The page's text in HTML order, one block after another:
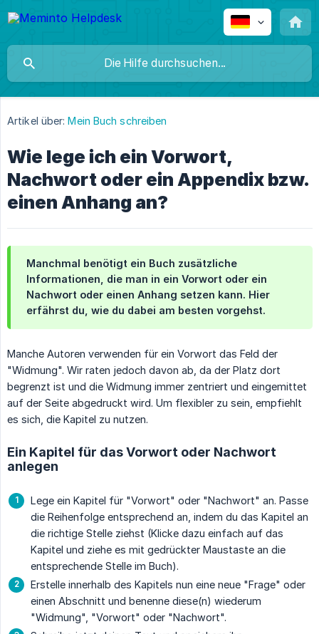
Artikel über: Mein Buch schreiben
Wie lege ich ein Vorwort,
Nachwort oder ein Appendix bzw.
einen Anhang an?
Manchmal benötigt ein Buch zusätzliche
Informationen, die man in ein Vorwort oder ein
Nachwort oder einen Anhang setzen kann. Hier
erfährst du, wie du dabei am besten vorgehst.
Manche Autoren verwenden für ein Vorwort das Feld der
"Widmung". Wir raten jedoch davon ab, da der Platz dort
begrenzt ist und die Widmung immer zentriert und eingemittet
auf der Seite abgedruckt wird. Um flexibler zu sein, empfiehlt
es sich, die Kapitel zu nutzen.
Ein Kapitel für das Vorwort oder Nachwort
anlegen
Lege ein Kapitel für "Vorwort" oder "Nachwort" an. Passe
die Reihenfolge entsprechend an, indem du das Kapitel an
die richtige Stelle ziehst (Klicke dazu einfach auf das
Kapitel und ziehe es mit gedrückter Maustaste an die
entsprechende Stelle im Buch).
Erstelle innerhalb des Kapitels nun eine neue "Frage" oder
einen Abschnitt und benenne diese(n) wiederum
"Widmung", "Vorwort" oder "Nachwort".